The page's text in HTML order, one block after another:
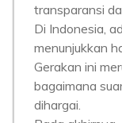
transparansi
Di Indonesia,
menunjukkan
Gerakan ini
bagaimana
dihargai.